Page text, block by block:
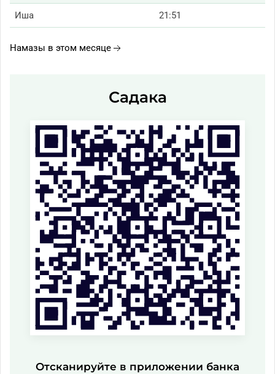
Иша 21:51
Намазы в этом месяце
Садака
Отсканируйте в приложении банка